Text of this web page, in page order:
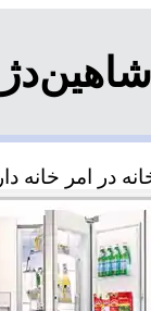
در امر خانه